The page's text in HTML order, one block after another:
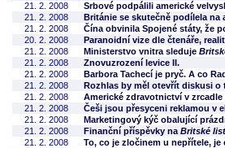
21. 2. 2008
Srbové podpálili americké
21. 2. 2008
Británie se skutečně podílela na
21. 2. 2008
Čína obvinila Spojené státy, že
20. 2. 2008
Paranoidní vize dle čtenáře,
21. 2. 2008
Ministerstvo vnitra sleduje
21. 2. 2008
Znovuzrození levice II.
21. 2. 2008
Barbora Tachecí je pryč. A co
21. 2. 2008
Rozhlas by měl otevřít diskusi o
21. 2. 2008
Americké zdravotnictví v zrcadle
21. 2. 2008
Češi jsou přesyceni reklamou v
21. 2. 2008
Marketingový kýč obalující
21. 2. 2008
Finanční příspěvky na Britské
21. 2. 2008
To, co je zločinem u nepřítele, je